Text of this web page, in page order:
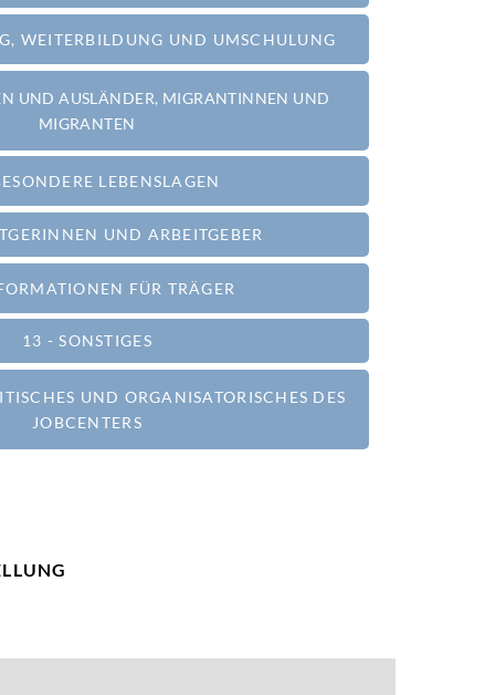
WEITERBILDUNG UND UMSCHULUNG
UND AUSLÄNDER, MIGRANTINNEN UND
MIGRANTEN
LEBENSLAGEN
UND ARBEITGEBER
FÜR TRÄGER
13 - SONSTIGES
UND ORGANISATORISCHES DES
JOBCENTERS